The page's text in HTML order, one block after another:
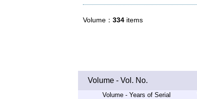
Volume 334 items
Volume - Vol. No.
Volume - Years of Serial